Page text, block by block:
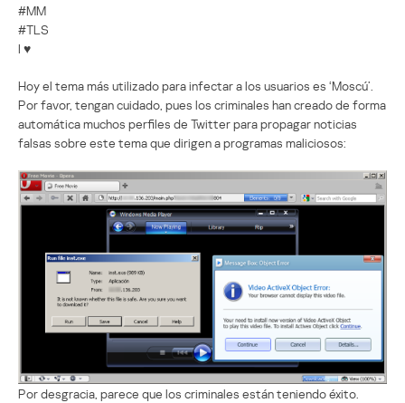
#MM
#TLS
I ♥
Hoy el tema más utilizado para infectar a los usuarios es ‘Moscú’.
Por favor, tengan cuidado, pues los criminales han creado de forma
automática muchos perfiles de Twitter para propagar noticias
falsas sobre este tema que dirigen a programas maliciosos:
Por desgracia, parece que los criminales están teniendo éxito.